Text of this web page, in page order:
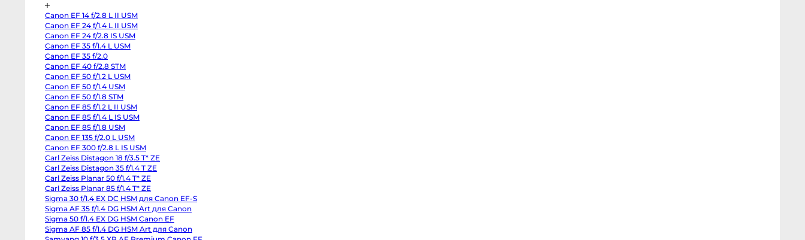
Экшн-
камеры
и
360
Pocket
4
Insta360
Ultra
DJI
Osmo
Pocket
4P
Vlog
Combo
GoPro
Hero
13
Black
GoPro
Hero
12
black
Canon EF 14 f/2.8 L II USM
Canon EF 24 f/1.4 L II USM
Canon EF 24 f/2.8 IS USM
Canon EF 35 f/1.4 L USM
Canon EF 35 f/2.0
Canon EF 40 f/2.8 STM
Canon EF 50 f/1.2 L USM
Canon EF 50 f/1.4 USM
Canon EF 50 f/1.8 STM
Canon EF 85 f/1.2 L II USM
Canon EF 85 f/1.4 L IS USM
Canon EF 85 f/1.8 USM
Canon EF 135 f/2.0 L USM
Canon EF 300 f/2.8 L IS USM
Carl Zeiss Distagon 18 f/3.5 T* ZE
Carl Zeiss Distagon 35 f/1.4 T ZE
Carl Zeiss Planar 50 f/1.4 T* ZE
Carl Zeiss Planar 85 f/1.4 T* ZE
Sigma 30 f/1.4 EX DC HSM для Canon EF-S
Sigma AF 35 f/1.4 DG HSM Art для Canon
Sigma 50 f/1.4 EX DG HSM Canon EF
Sigma AF 85 f/1.4 DG HSM Art для Canon